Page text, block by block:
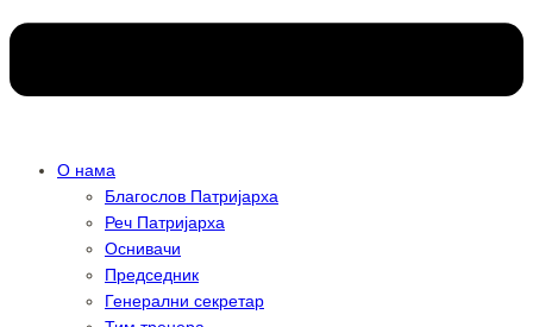
О нама
Благослов Патријарха
Реч Патријарха
Оснивачи
Председник
Генерални секретар